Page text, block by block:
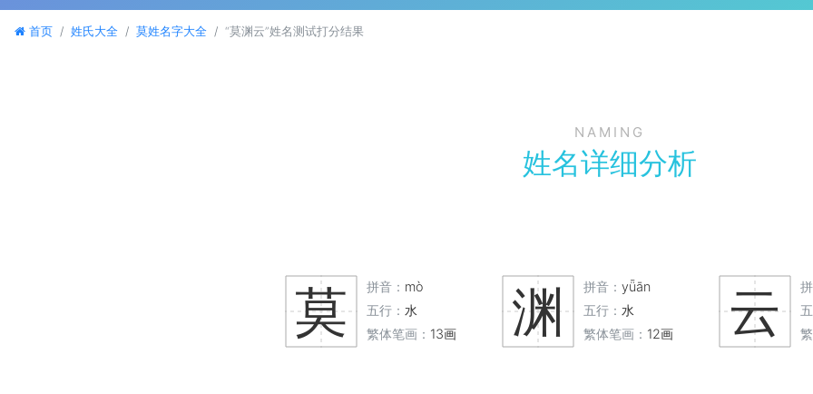
首页 姓氏大全 莫姓名字大全 “莫渊云”姓名测试打分结果
NAMING
姓名详细分析
莫 拼音： mò
五行： 水
繁体笔画： 13画 渊 拼音： yǖān
五行： 水
繁体笔画： 12画 云